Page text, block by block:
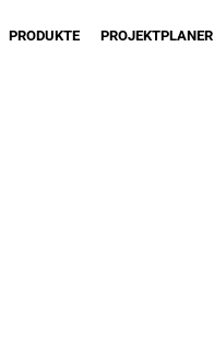
PRODUKTE PROJEKTPLANER